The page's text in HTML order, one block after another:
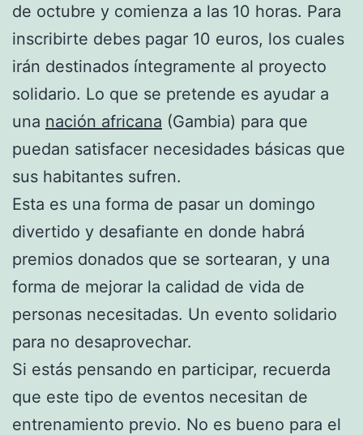
de octubre y comienza a las 10 horas. Para
inscribirte debes pagar 10 euros, los cuales
irán destinados íntegramente al proyecto
solidario. Lo que se pretende es ayudar a
una nación africana (Gambia) para que
puedan satisfacer necesidades básicas que
sus habitantes sufren.
Esta es una forma de pasar un domingo
divertido y desafiante en donde habrá
premios donados que se sortearan, y una
forma de mejorar la calidad de vida de
personas necesitadas. Un evento solidario
para no desaprovechar.
Si estás pensando en participar, recuerda
que este tipo de eventos necesitan de
entrenamiento previo. No es bueno para el